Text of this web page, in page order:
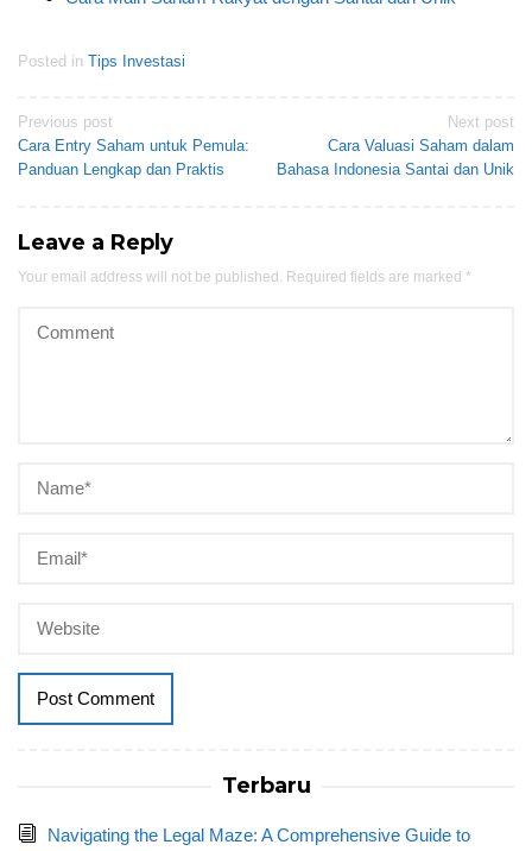
Posted in Tips Investasi
Post
navigation
Previous post
Cara Entry Saham untuk Pemula:
Panduan Lengkap dan Praktis
Next post
Cara Valuasi Saham dalam
Bahasa Indonesia Santai dan Unik
Leave a Reply
Your email address will not be published. Required fields are marked *
Terbaru
Navigating the Legal Maze: A Comprehensive Guide to